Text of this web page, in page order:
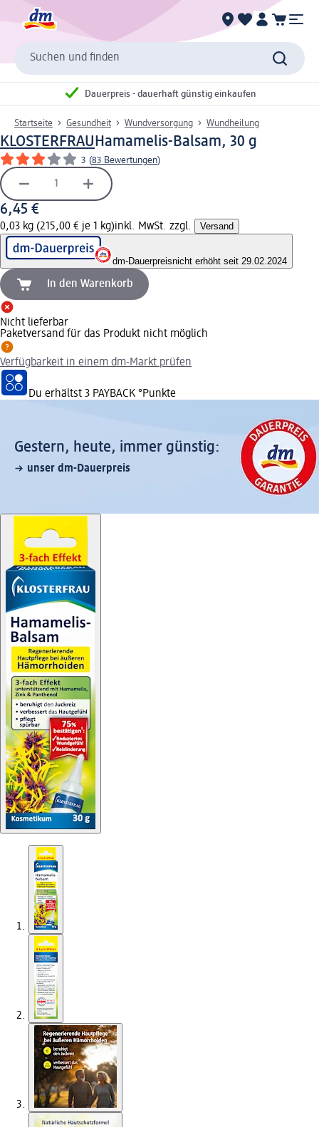
Suchen und finden
Dauerpreis - dauerhaft günstig einkaufen
Startseite Gesundheit Wundversorgung Wundheilung
KLOSTERFRAU Hamamelis-Balsam, 30 g
3 (83 Bewertungen)
6,45 €
0,03 kg (215,00 € je 1 kg)inkl. MwSt. zzgl. Versand
dm-Dauerpreisnicht erhöht seit 29.02.2024
In den Warenkorb
Nicht lieferbar
Paketversand für das Produkt nicht möglich
Verfügbarkeit in einem dm-Markt prüfen
Du erhältst 3 PAYBACK °Punkte
Gestern, heute, immer günstig:
unser dm-Dauerpreis